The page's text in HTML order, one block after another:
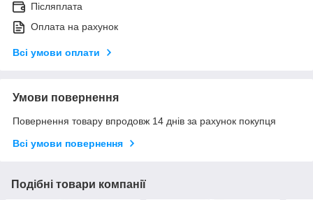
Післяплата
Оплата на рахунок
Всі умови оплати
Умови повернення
Повернення товару впродовж 14 днів за рахунок покупця
Всі умови повернення
Подібні товари компанії